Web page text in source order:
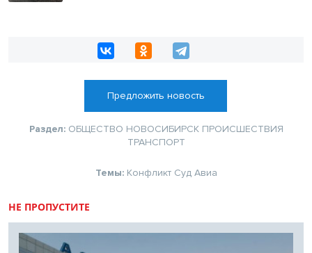
Предложить новость
Раздел: ОБЩЕСТВО НОВОСИБИРСК ПРОИСШЕСТВИЯ
ТРАНСПОРТ
Темы: Конфликт Суд Авиа
НЕ ПРОПУСТИТЕ